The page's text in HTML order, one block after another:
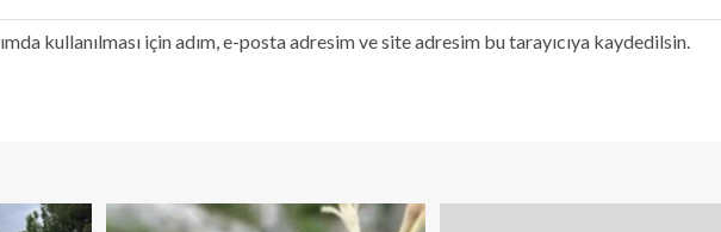
kullanılması için adım, e-posta adresim ve site adresim bu tarayıcıya kaydedilsin.